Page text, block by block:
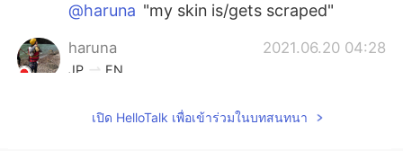
@haruna "my skin is/gets scraped"
haruna 2021.06.20 04:28
JP EN
has many thorns. At my flower shop, my
เปิด HelloTalk เพื่อเข้าร่วมในบทสนทนา